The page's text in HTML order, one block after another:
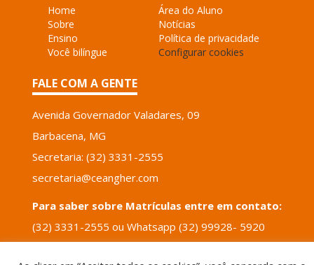
Home
Sobre
Ensino
Você bilíngue
Área do Aluno
Notícias
Política de privacidade
Configurar cookies
FALE COM A GENTE
Avenida Governador Valadares, 09
Barbacena, MG
Secretaria: (32) 3331-2555
secretaria@ceangher.com
Para saber sobre Matrículas entre em contato:
(32) 3331-2555 ou Whatsapp (32) 99928- 5920